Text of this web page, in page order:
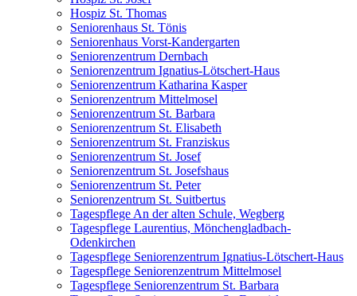
Hospiz St. Thomas
Seniorenhaus St. Tönis
Seniorenhaus Vorst-Kandergarten
Seniorenzentrum Dernbach
Seniorenzentrum Ignatius-Lötschert-Haus
Seniorenzentrum Katharina Kasper
Seniorenzentrum Mittelmosel
Seniorenzentrum St. Barbara
Seniorenzentrum St. Elisabeth
Seniorenzentrum St. Franziskus
Seniorenzentrum St. Josef
Seniorenzentrum St. Josefshaus
Seniorenzentrum St. Peter
Seniorenzentrum St. Suitbertus
Tagespflege An der alten Schule, Wegberg
Tagespflege Laurentius, Mönchengladbach-
Odenkirchen
Tagespflege Seniorenzentrum Ignatius-Lötschert-Haus
Tagespflege Seniorenzentrum Mittelmosel
Tagespflege Seniorenzentrum St. Barbara